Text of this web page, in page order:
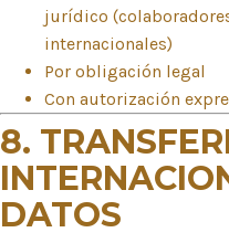
jurídico
internacionales)
Por obligación legal
Con autorización
8.
DATOS